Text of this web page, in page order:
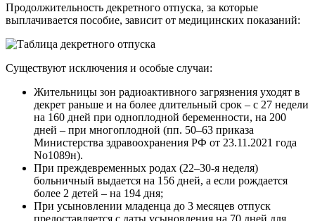
Продолжительность декретного отпуска, за которые
выплачивается пособие, зависит от медицинских показаний:
Существуют исключения и особые случаи:
Жительницы зон радиоактивного загрязнения уходят в
декрет раньше и на более длительный срок – с 27 недели
на 160 дней при одноплодной беременности, на 200
дней – при многоплодной (пп. 50–63 приказа
Министерства здравоохранения РФ от 23.11.2021 года
No1089н).
При преждевременных родах (22–30-я неделя)
больничный выдается на 156 дней, а если рождается
более 2 детей – на 194 дня;
При усыновлении младенца до 3 месяцев отпуск
предоставляется с даты усыновления на 70 дней для